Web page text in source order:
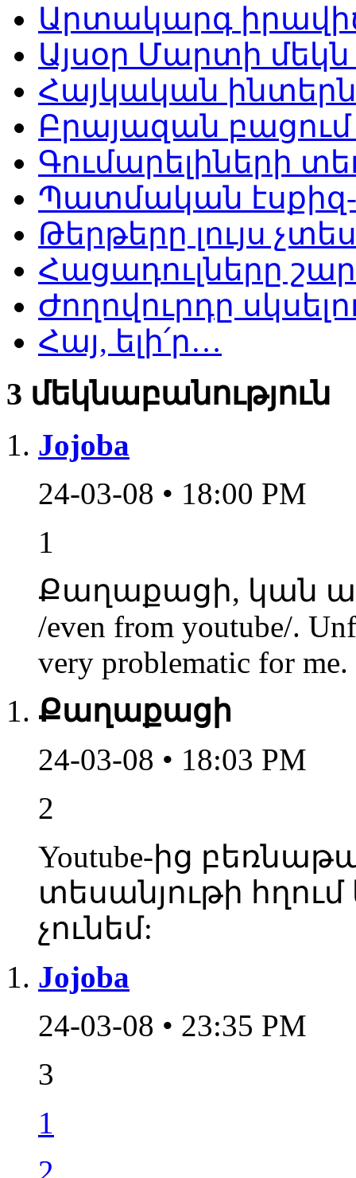
Արտակարգ
Այսօր Մարտի մեկն
Հայկական
Բրայազան
Գումարելիների
Պատմական
Թերթերը լույս
Հացադուլները
Ժողովուրդը
Հայ, ելի՛ր…
3 մեկնաբանություն
Jojoba
24-03-08 • 18:00 PM
1
Քաղաքացի, կան
/even from youtube/.
very problematic for
Քաղաքացի
24-03-08 • 18:03 PM
2
Youtube-ից
տեսանյութի
չունեմ:
Jojoba
24-03-08 • 23:35 PM
3
1